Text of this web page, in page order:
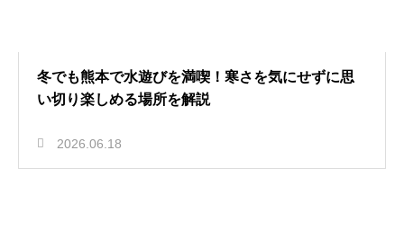
冬でも熊本で水遊びを満喫！寒さを気にせずに思
い切り楽しめる場所を解説
2026.06.18